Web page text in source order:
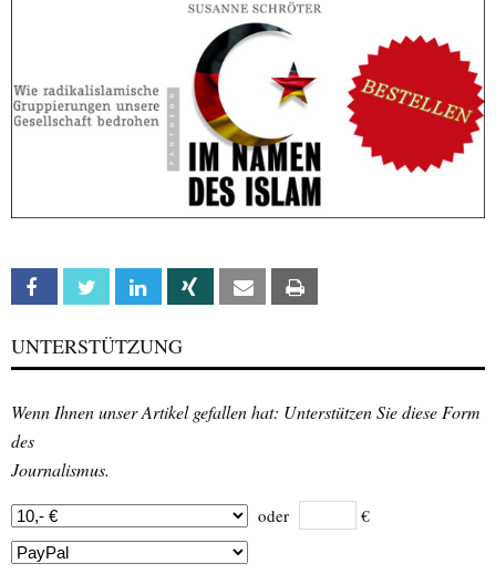
Facebook Twitter Linkedin Xing Email
UNTERSTÜTZUNG
Wenn Ihnen unser Artikel gefallen hat: Unterstützen Sie diese Form
des
Journalismus.
oder €